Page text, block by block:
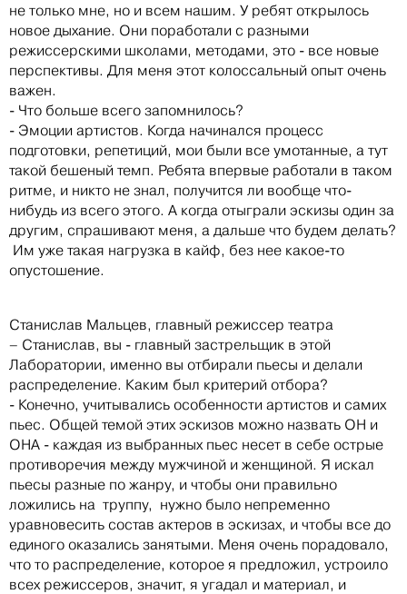
не только мне, но и всем нашим. У ребят открылось
новое дыхание. Они поработали с разными
режиссерскими школами, методами, это - все новые
перспективы. Для меня этот колоссальный опыт очень
важен.
- Что больше всего запомнилось?
- Эмоции артистов. Когда начинался процесс
подготовки, репетиций, мои были все умотанные, а тут
такой бешеный темп. Ребята впервые работали в таком
ритме, и никто не знал, получится ли вообще что-
нибудь из всего этого. А когда отыграли эскизы один за
другим, спрашивают меня, а дальше что будем делать?
Им уже такая нагрузка в кайф, без нее какое-то
опустошение.
Станислав Мальцев, главный режиссер театра
– Станислав, вы - главный застрельщик в этой
Лаборатории, именно вы отбирали пьесы и делали
распределение. Каким был критерий отбора?
- Конечно, учитывались особенности артистов и самих
пьес. Общей темой этих эскизов можно назвать ОН и
ОНА - каждая из выбранных пьес несет в себе острые
противоречия между мужчиной и женщиной. Я искал
пьесы разные по жанру, и чтобы они правильно
ложились на труппу, нужно было непременно
уравновесить состав актеров в эскизах, и чтобы все до
единого оказались занятыми. Меня очень порадовало,
что то распределение, которое я предложил, устроило
всех режиссеров, значит, я угадал и материал, и